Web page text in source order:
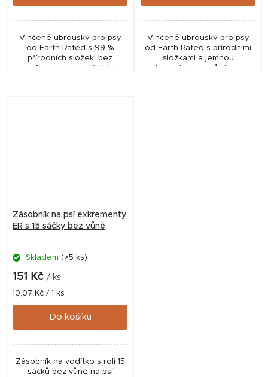
Vlhčené ubrousky pro psy
od Earth Rated s 99 %
přírodních složek, bez
parfemace a s pečujícími
Vlhčené ubrousky pro psy
od Earth Rated s přírodními
složkami a jemnou
levandulovou vůní pro
Zásobník na psí exkrementy
ER s 15 sáčky bez vůně
Skladem (>5 ks)
151 Kč / ks
Měrná
cena:
10,07 Kč / 1 ks
Do košíku
Zásobník na vodítko s rolí 15
sáčků bez vůně na psí